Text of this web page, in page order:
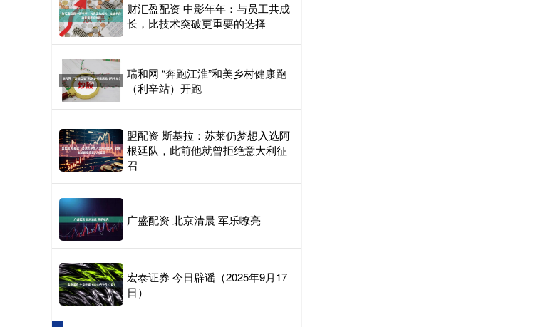
财汇盈配资 中影年年：与员工共成
长，比技术突破更重要的选择
瑞和网 “奔跑江淮”和美乡村健康跑
（利辛站）开跑
盟配资 斯基拉：苏莱仍梦想入选阿
根廷队，此前他就曾拒绝意大利征
召
广盛配资 北京清晨 军乐嘹亮
宏泰证券 今日辟谣（2025年9月17
日）